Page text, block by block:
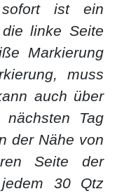
ist ein
linke Seite
Markierung
muss
auch über
Tag
der Nähe von
Seite der
30 Qtz